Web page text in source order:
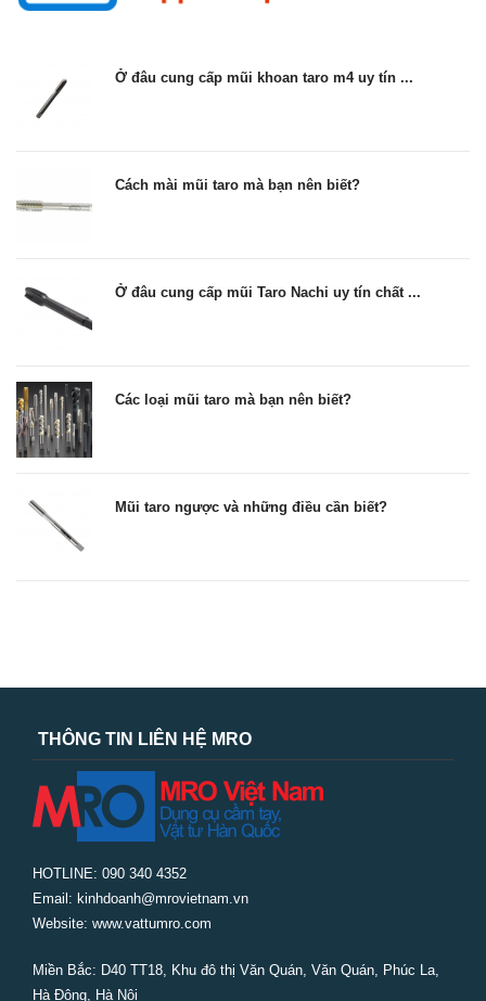
Ở đâu cung cấp mũi khoan taro m4 uy tín ...
Cách mài mũi taro mà bạn nên biết?
Ở đâu cung cấp mũi Taro Nachi uy tín chất ...
Các loại mũi taro mà bạn nên biết?
Mũi taro ngược và những điều cần biết?
THÔNG TIN LIÊN HỆ MRO
HOTLINE: 090 340 4352
Email: kinhdoanh@mrovietnam.vn
Website: www.vattumro.com
Miền Bắc: D40 TT18, Khu đô thị Văn Quán, Văn Quán, Phúc La,
Hà Đông, Hà Nội